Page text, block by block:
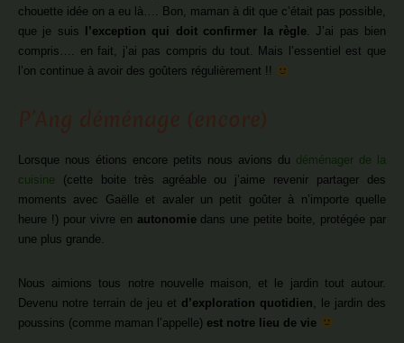
chouette idée on a eu là…. Bon, maman à dit que c’était pas possible,
que je suis
l’exception qui doit confirmer la règle. J’ai pas bien
compris…. en fait, j’ai pas compris du tout. Mais l’essentiel est que
l’on continue à avoir des goûters régulièrement !!
Lorsque nous étions encore petits nous avions du déménager de la
cuisine (cette boite très agréable ou j’aime revenir partager des
moments avec Gaëlle et avaler un petit goûter à n’importe quelle
heure !) pour vivre en autonomiedans une petite boite, protégée par
une plus grande.
Nous aimions tous notre nouvelle maison, et le jardin tout autour.
Devenu notre terrain de jeu et d’exploration quotidien, le jardin des
poussins (comme maman l’appelle) est notre lieu de vie